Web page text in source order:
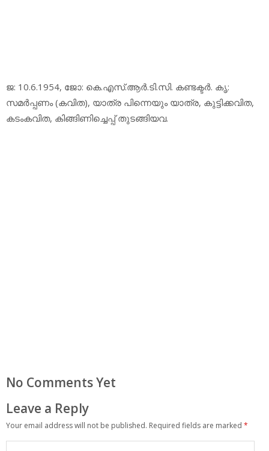
ജ: 10.6.1954, ജോ: കെ.എസ്.ആര്‍.ടി.സി. കണ്ടക്ടര്‍. കൃ:
സമര്‍പ്പണം (കവിത), യാത്ര പിന്നെയും യാത്ര, കുട്ടിക്കവിത,
കടംകവിത, കിങ്ങിണിച്ചെപ്പ് തുടങ്ങിയവ.
No Comments Yet
Leave a Reply
Your email address will not be published. Required fields are marked *